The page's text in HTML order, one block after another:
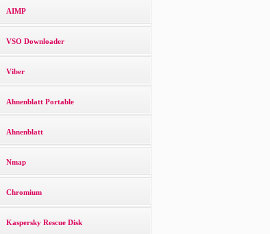
AIMP
VSO Downloader
Viber
Ahnenblatt Portable
Ahnenblatt
Nmap
Chromium
Kaspersky Rescue Disk